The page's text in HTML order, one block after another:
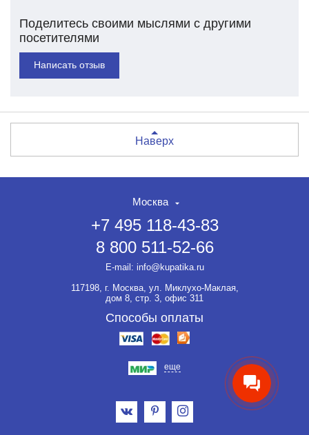
Поделитесь своими мыслями с другими
посетителями
Написать отзыв
Наверх
Москва
+7 495 118-43-83
8 800 511-52-66
E-mail: info@kupatika.ru
117198, г. Москва, ул. Миклухо-Маклая,
дом 8, стр. 3, офис 311
Способы оплаты
еще